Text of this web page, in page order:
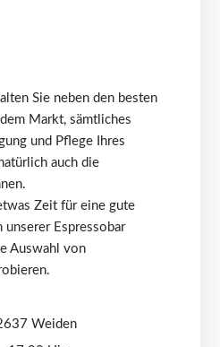
Sie neben den besten
Markt, sämtliches
und Pflege Ihres
auch die
Zeit für eine gute
unserer Espressobar
Auswahl von
Weiden